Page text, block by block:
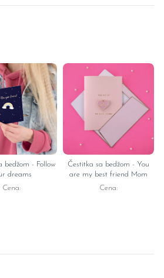
bedžom - Follow
dreams
Cena:
Čestitka sa bedžom - You
are my best friend Mom
Cena: